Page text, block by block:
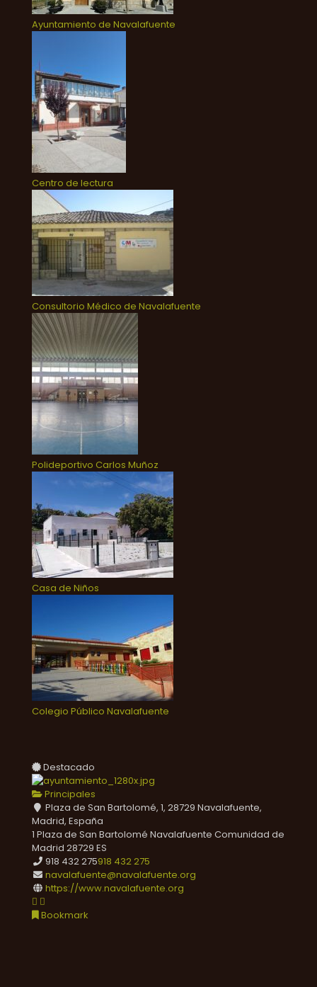
Ayuntamiento de Navalafuente
Centro de lectura
Consultorio Médico de Navalafuente
Polideportivo Carlos Muñoz
Casa de Niños
Colegio Público Navalafuente
Destacado
Principales
Plaza de San Bartolomé, 1, 28729 Navalafuente,
Madrid, España
1 Plaza de San Bartolomé Navalafuente Comunidad de
Madrid 28729 ES
918 432 275918 432 275
navalafuente@navalafuente.org
https://www.navalafuente.org
Bookmark